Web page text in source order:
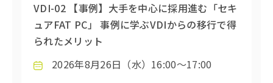
VDI-02 【事例】大手を中心に採用進む「セキ
ュアFAT PC」 事例に学ぶVDIからの移行で得
られたメリット
2026年8月26日（水）16:00～17:00